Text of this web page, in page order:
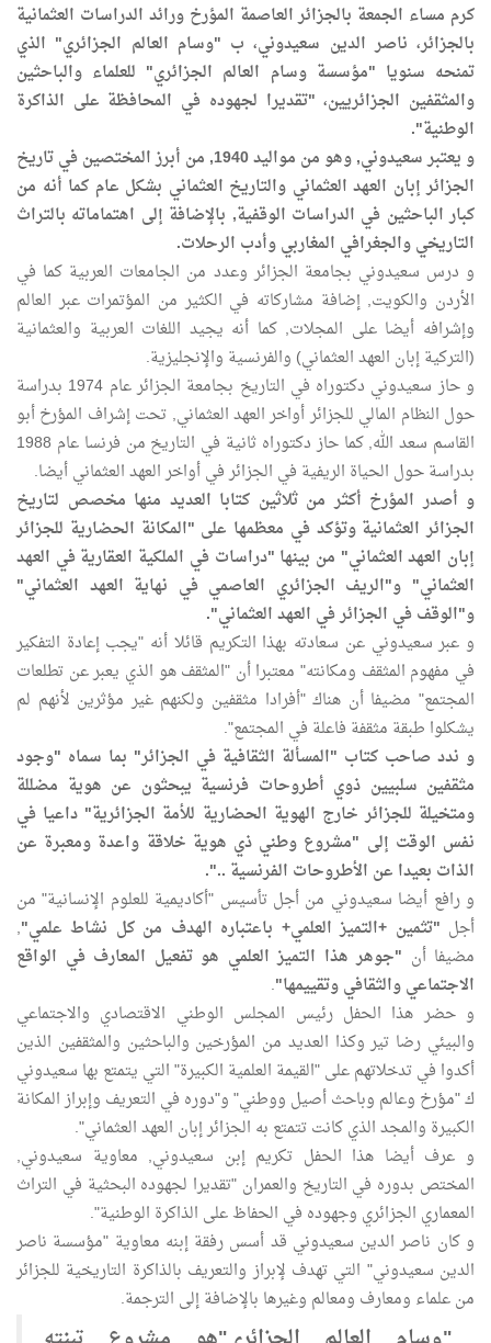
كرم مساء الجمعة بالجزائر العاصمة المؤرخ ورائد الدراسات العثمانية
بالجزائر، ناصر الدين سعيدوني، ب "وسام العالم الجزائري" الذي
تمنحه سنويا "مؤسسة وسام العالم الجزائري" للعلماء والباحثين
والمثقفين الجزائريين، "تقديرا لجهوده في المحافظة على الذاكرة
الوطنية".
و يعتبر سعيدوني, وهو من مواليد 1940, من أبرز المختصين في تاريخ
الجزائر إبان العهد العثماني والتاريخ العثماني بشكل عام كما أنه من
كبار الباحثين في الدراسات الوقفية, بالإضافة إلى اهتماماته بالتراث
التاريخي والجغرافي المغاربي وأدب الرحلات.
و درس سعيدوني بجامعة الجزائر وعدد من الجامعات العربية كما في
الأردن والكويت, إضافة مشاركاته في الكثير من المؤتمرات عبر العالم
وإشرافه أيضا على المجلات, كما أنه يجيد اللغات العربية والعثمانية
(التركية إبان العهد العثماني) والفرنسية والإنجليزية.
و حاز سعيدوني دكتوراه في التاريخ بجامعة الجزائر عام 1974 بدراسة
حول النظام المالي للجزائر أواخر العهد العثماني, تحت إشراف المؤرخ أبو
القاسم سعد الله, كما حاز دكتوراه ثانية في التاريخ من فرنسا عام 1988
بدراسة حول الحياة الريفية في الجزائر في أواخر العهد العثماني أيضا.
و أصدر المؤرخ أكثر من ثلاثين كتابا العديد منها مخصص لتاريخ
الجزائر العثمانية وتؤكد في معظمها على "المكانة الحضارية للجزائر
إبان العهد العثماني" من بينها "دراسات في الملكية العقارية في العهد
العثماني" و"الريف الجزائري العاصمي في نهاية العهد العثماني"
و"الوقف في الجزائر في العهد العثماني".
و عبر سعيدوني عن سعادته بهذا التكريم قائلا أنه "يجب إعادة التفكير
في مفهوم المثقف ومكانته" معتبرا أن "المثقف هو الذي يعبر عن تطلعات
المجتمع" مضيفا أن هناك "أفرادا مثقفين ولكنهم غير مؤثرين لأنهم لم
يشكلوا طبقة مثقفة فاعلة في المجتمع".
و ندد صاحب كتاب "المسألة الثقافية في الجزائر" بما سماه "وجود
مثقفين سلبيين ذوي أطروحات فرنسية يبحثون عن هوية مضللة
ومتخيلة للجزائر خارج الهوية الحضارية للأمة الجزائرية" داعيا في
نفس الوقت إلى "مشروع وطني ذي هوية خلاقة واعدة ومعبرة عن
الذات بعيدا عن الأطروحات الفرنسية ..".
و رافع أيضا سعيدوني من أجل تأسيس "أكاديمية للعلوم الإنسانية" من
أجل "تثمين +التميز العلمي+ باعتباره الهدف من كل نشاط علمي",
مضيفا أن "جوهر هذا التميز العلمي هو تفعيل المعارف في الواقع
الاجتماعي والثقافي وتقييمها".
و حضر هذا الحفل رئيس المجلس الوطني الاقتصادي والاجتماعي
والبيئي رضا تير وكذا العديد من المؤرخين والباحثين والمثقفين الذين
أكدوا في تدخلاتهم على "القيمة العلمية الكبيرة" التي يتمتع بها سعيدوني
ك "مؤرخ وعالم وباحث أصيل ووطني" و"دوره في التعريف وإبراز المكانة
الكبيرة والمجد الذي كانت تتمتع به الجزائر إبان العهد العثماني".
و عرف أيضا هذا الحفل تكريم إبن سعيدوني, معاوية سعيدوني,
المختص بدوره في التاريخ والعمران "تقديرا لجهوده البحثية في التراث
المعماري الجزائري وجهوده في الحفاظ على الذاكرة الوطنية".
و كان ناصر الدين سعيدوني قد أسس رفقة إبنه معاوية "مؤسسة ناصر
الدين سعيدوني" التي تهدف لإبراز والتعريف بالذاكرة التاريخية للجزائر
من علماء ومعارف ومعالم وغيرها بالإضافة إلى الترجمة.